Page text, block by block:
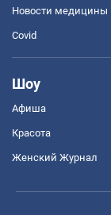
Новости медицины
Covid
Шоу
Афиша
Красота
Женский Журнал